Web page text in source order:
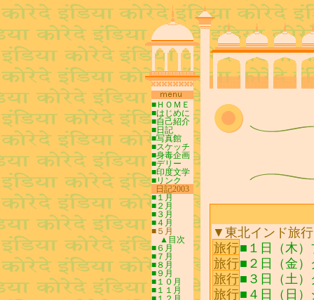
■ＨＯＭＥ
■はじめに
■自己紹介
■日記
■写真館
■スケッチ
■身毒企画
■デリー
■印度文学
■リンク
日記20030
■１月
■２月
■３月
■４月
■５月
▲目次
■６月
■７月
■８月
■９月
■１０月
■１１月
▼東北インド旅
旅行■１日（木
旅行■２日（金
旅行■３日（土
旅行■４日（日